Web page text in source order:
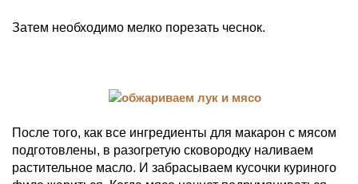
Затем необходимо мелко порезать чеснок.
После того, как все ингредиенты для макарон с мясом
подготовлены, в разогретую сковородку наливаем
растительное масло. И забрасываем кусочки куриного